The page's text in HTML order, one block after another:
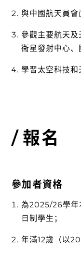
與中國航天員會
參觀主要航天
衞星發射中心、
學習太空科技和
報名
參加者資格
為2025/26學年
日制學生；
年滿12歲（以